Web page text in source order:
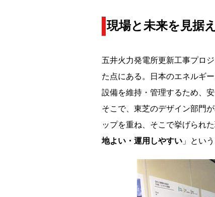
現場と未来を見据
五井火力発電所更新工事プロ
た点にある。日本のエネルギ
設備を維持・管理するため、
そこで、東芝のデザイン部門
ップを重ね、そこで挙げられ
地よい・運用しやすい 」とい